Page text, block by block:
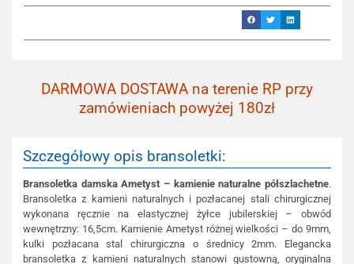
DARMOWA DOSTAWA na terenie RP przy
zamówieniach powyżej 180zł
Szczegółowy opis bransoletki:
Bransoletka damska Ametyst – kamienie naturalne półszlachetne.
Bransoletka z kamieni naturalnych i pozłacanej stali chirurgicznej
wykonana ręcznie na elastycznej żyłce jubilerskiej – obwód
wewnętrzny: 16,5cm. Kamienie Ametyst różnej wielkości – do 9mm,
kulki pozłacana stal chirurgiczna o średnicy 2mm. Elegancka
bransoletka z kamieni naturalnych stanowi gustowną, oryginalna